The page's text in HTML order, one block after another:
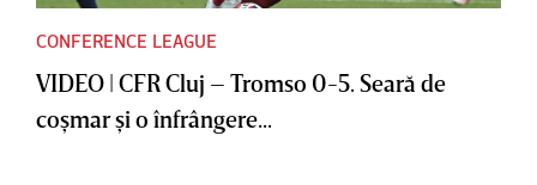
CONFERENCE LEAGUE
VIDEO | CFR Cluj – Tromso 0-5. Seară de
coşmar şi o înfrângere...